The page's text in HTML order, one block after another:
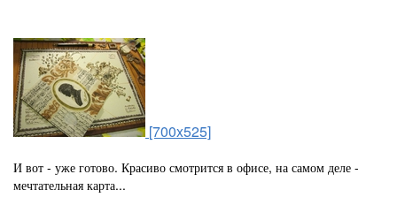
[700x525]
И вот - уже готово. Красиво смотрится в офисе, на самом деле -
мечтательная карта...